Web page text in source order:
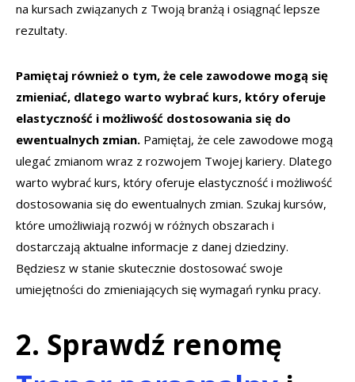
na kursach związanych z Twoją branżą i osiągnąć lepsze
rezultaty.
Pamiętaj również o tym, że cele zawodowe mogą się
zmieniać, dlatego warto wybrać kurs, który oferuje
elastyczność i możliwość dostosowania się do
ewentualnych zmian. Pamiętaj, że cele zawodowe mogą
ulegać zmianom wraz z rozwojem Twojej kariery. Dlatego
warto wybrać kurs, który oferuje elastyczność i możliwość
dostosowania się do ewentualnych zmian. Szukaj kursów,
które umożliwiają rozwój w różnych obszarach i
dostarczają aktualne informacje z danej dziedziny.
Będziesz w stanie skutecznie dostosować swoje
umiejętności do zmieniających się wymagań rynku pracy.
2. Sprawdź renomę